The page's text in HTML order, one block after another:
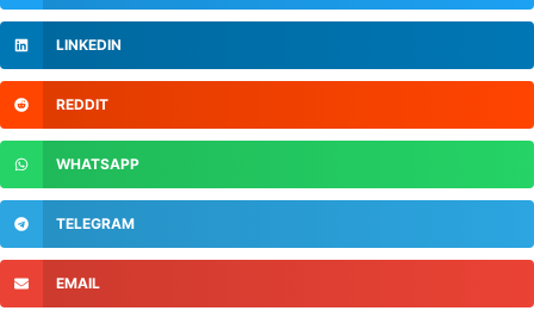
LINKEDIN
REDDIT
WHATSAPP
TELEGRAM
EMAIL